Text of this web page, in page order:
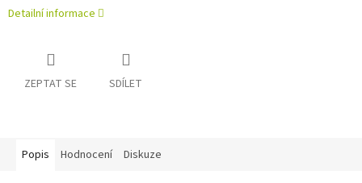
Detailní informace
ZEPTAT SE SDÍLET
Popis Hodnocení Diskuze